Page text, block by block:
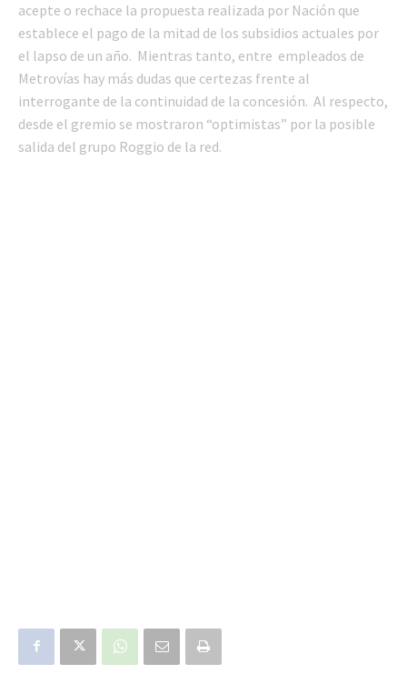
acepte o rechace la propuesta realizada por Nación que
establece el pago de la mitad de los subsidios actuales por
el lapso de un año. Mientras tanto, entre empleados de
Metrovías hay más dudas que certezas frente al
interrogante de la continuidad de la concesión. Al respecto,
desde el gremio se mostraron “optimistas” por la posible
salida del grupo Roggio de la red.